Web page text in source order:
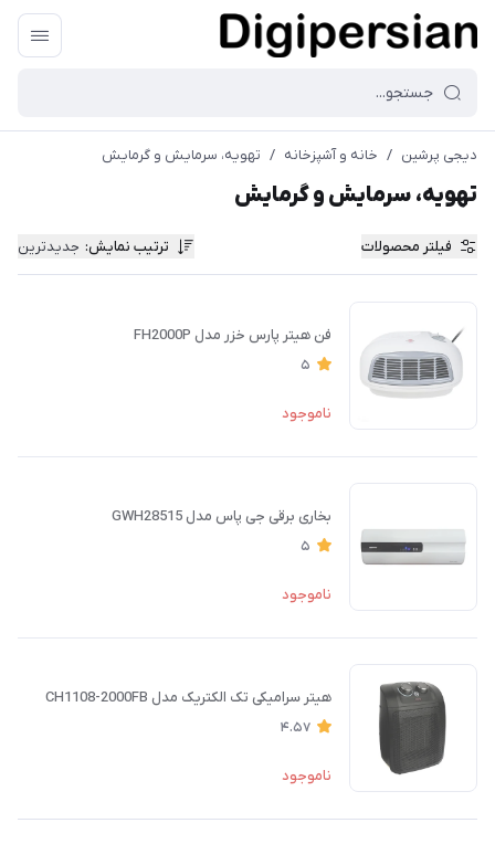
دیجی پرشین / خانه و آشپزخانه / تهویه، سرمایش و گرمایش
تهویه، سرمایش و گرمایش
فیلتر محصولات ترتیب نمایش: جدیدترین
فن هیتر پارس خزر مدل FH2000P
5
ناموجود
بخاری برقی جی پاس مدل GWH28515
5
ناموجود
هیتر سرامیکی تک الکتریک مدل CH1108-2000FB
4.57
ناموجود